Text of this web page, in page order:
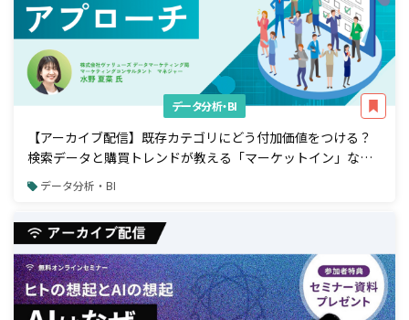
データ分析・BI
【アーカイブ配信】既存カテゴリにどう付加価値をつける？
検索データと購買トレンドが教える「マーケットイン」な商
品開発アプローチ
データ分析・BI